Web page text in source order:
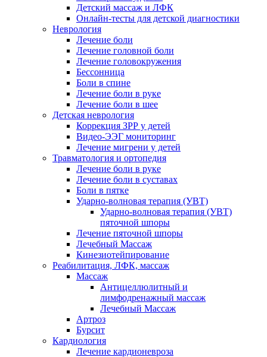
Детский массаж и ЛФК
Онлайн-тесты для детской диагностики
Неврология
Лечение боли
Лечение головной боли
Лечение головокружения
Бессонница
Боли в спине
Лечение боли в руке
Лечение боли в шее
Детская неврология
Коррекция ЗРР у детей
Видео-ЭЭГ мониторинг
Лечение мигрени у детей
Травматология и ортопедия
Лечение боли в руке
Лечение боли в суставах
Боли в пятке
Ударно-волновая терапия (УВТ)
Ударно-волновая терапия (УВТ)
пяточной шпоры
Лечение пяточной шпоры
Лечебный Массаж
Кинезиотейпирование
Реабилитация, ЛФК, массаж
Массаж
Антицеллюлитный и
лимфодренажный массаж
Лечебный Массаж
Артроз
Бурсит
Кардиология
Лечение кардионевроза